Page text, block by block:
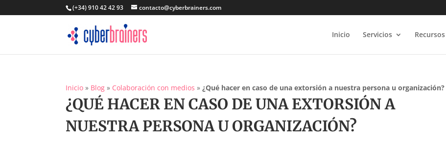
(+34) 910 42 42 93 contacto@cyberbrainers.com
Inicio Servicios Recursos
Inicio » Blog » Colaboración con medios »¿Qué hacer en caso de una extorsión a nuestra persona u organización?
¿QUÉ HACER EN CASO DE UNA EXTORSIÓN A
NUESTRA PERSONA U ORGANIZACIÓN?